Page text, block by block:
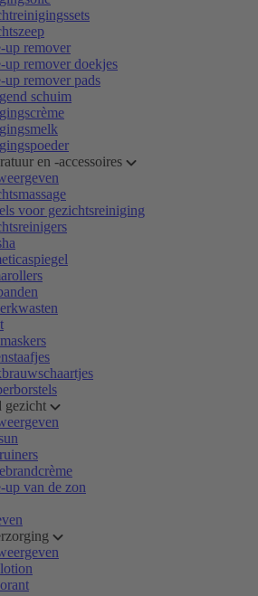
up remover
up remover doekjes
up remover pads
schuim
en -accessoires
voor gezichtsreiniging
gezicht
up van de zon